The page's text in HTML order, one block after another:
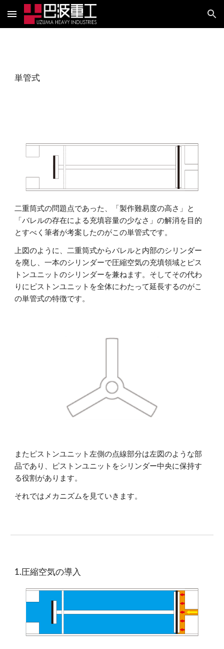
Skip to main content Skip to navigation
単管式
二重筒式の問題点であった、「製作難易度の高さ」と
「バレルの存在による充填容量の少なさ」の解消を目的
とすべく筆者が考案したのがこの単管式です。
上図のように、二重筒式からバレルと内部のシリンダー
を廃し、一本のシリンダーで圧縮空気の充填領域とピス
トンユニットのシリンダーを兼ねます。そしてその代わ
りにピストンユニットを全体にわたって延長するのがこ
の単管式の特徴です。
またピストンユニット左側の点線部分は左図のような部
品であり、ピストンユニットをシリンダー中央に保持す
る役割があります。
それではメカニズムを見ていきます。
1.圧縮空気の導入